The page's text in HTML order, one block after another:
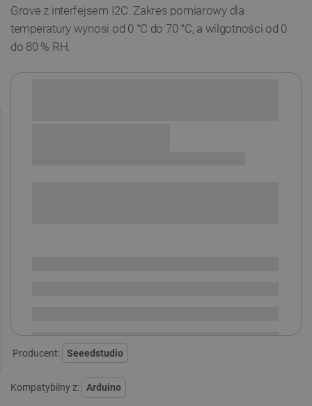
Grove z interfejsem I2C. Zakres pomiarowy dla
temperatury wynosi od 0 °C do 70 °C, a wilgotności od 0
do 80 % RH.
Producent: Seeedstudio
Kompatybilny z: Arduino